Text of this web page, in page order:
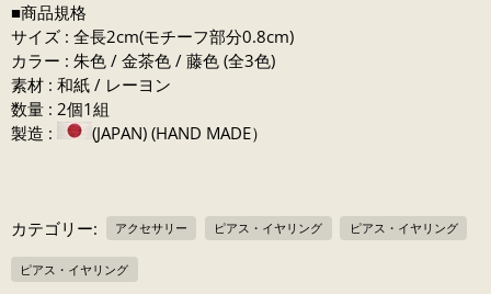
■商品規格
サイズ : 全長2cm(モチーフ部分0.8cm)
カラー : 朱色 / 金茶色 / 藤色 (全3色)
素材 : 和紙 / レーヨン
数量 : 2個1組
製造 :
(JAPAN) (HAND MADE）
カテゴリー: アクセサリー ピアス・イヤリング ピアス・イヤリング
ピアス・イヤリング